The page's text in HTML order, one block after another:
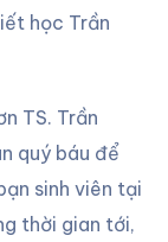
học Trần
TS. Trần
quý báu để
sinh viên tại
thời gian tới,